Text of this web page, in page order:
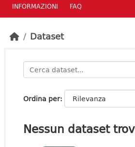
INFORMAZIONI FAQ
Dataset
Ordina per
Nessun dataset